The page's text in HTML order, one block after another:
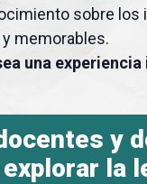
sobre
memorables.
una
y
explorar la